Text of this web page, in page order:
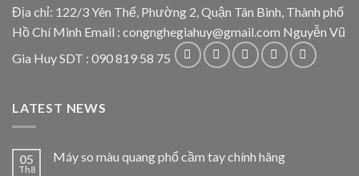
Địa chỉ: 122/3 Yên Thế, Phường 2, Quận Tân Bình, Thành phố
Hồ Chí Minh Email : congnghegiahuy@gmail.com Nguyễn Vũ
Gia Huy SDT : 090 819 58 75
LATEST NEWS
05
Th8
Máy so màu quang phổ cầm tay chính hãng